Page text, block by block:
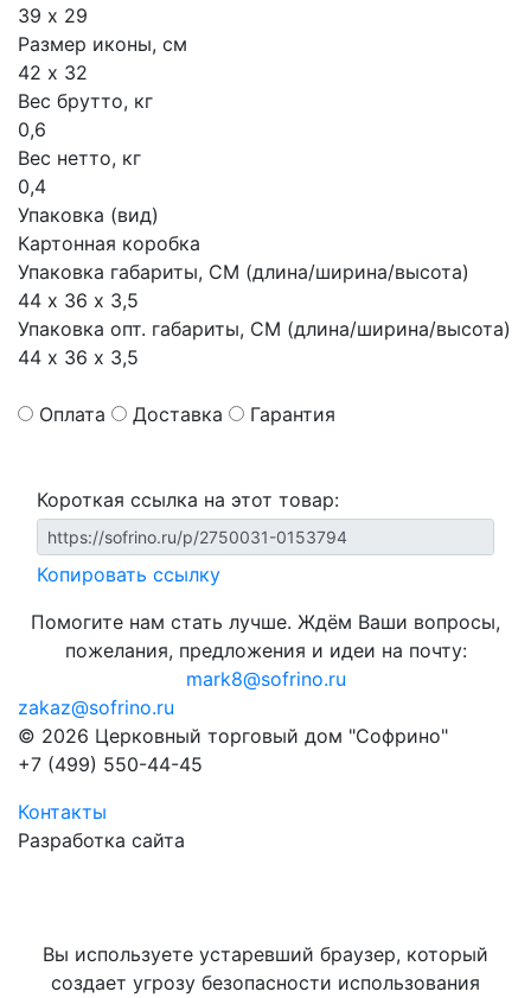
39 х 29
Размер иконы, см
42 х 32
Вес брутто, кг
0,6
Вес нетто, кг
0,4
Упаковка (вид)
Картонная коробка
Упаковка габариты, СМ (длина/ширина/высота)
44 х 36 х 3,5
Упаковка опт. габариты, СМ (длина/ширина/высота)
44 х 36 х 3,5
Оплата Доставка Гарантия
Короткая ссылка на этот товар:
Копировать ссылку
Помогите нам стать лучше. Ждём Ваши вопросы,
пожелания, предложения и идеи на почту:
mark8@sofrino.ru
zakaz@sofrino.ru
© 2026 Церковный торговый дом "Софрино"
+7 (499) 550-44-45
Контакты
Разработка сайта
Вы используете устаревший браузер, который
создает угрозу безопасности использования